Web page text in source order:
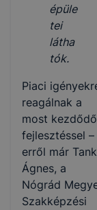
épüle
tei
látha
tók.
Piaci
reagálnak a
most kezdődő
fejlesztéssel –
erről már
Ágnes, a
Nógrád
Szakképzési